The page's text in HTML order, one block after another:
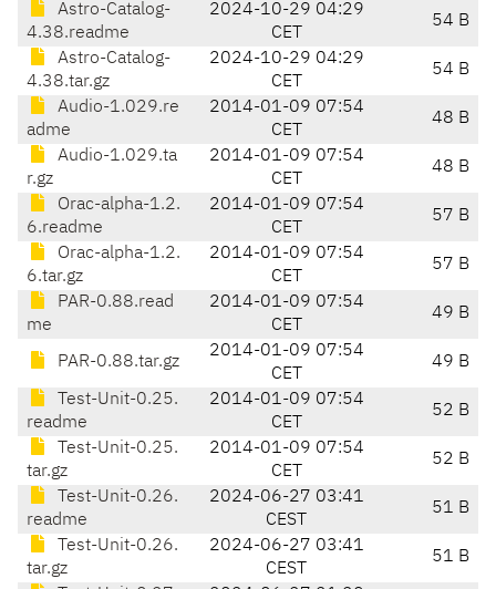
Astro-Catalog-
4.38.readme
2024-10-29 04:29
CET
54 B
Astro-Catalog-
4.38.tar.gz
2024-10-29 04:29
CET
54 B
Audio-1.029.re
adme
2014-01-09 07:54
CET
48 B
Audio-1.029.ta
r.gz
2014-01-09 07:54
CET
48 B
Orac-alpha-1.2.
6.readme
2014-01-09 07:54
CET
57 B
Orac-alpha-1.2.
6.tar.gz
2014-01-09 07:54
CET
57 B
PAR-0.88.read
me
2014-01-09 07:54
CET
49 B
PAR-0.88.tar.gz
2014-01-09 07:54
CET
49 B
Test-Unit-0.25.
readme
2014-01-09 07:54
CET
52 B
Test-Unit-0.25.
tar.gz
2014-01-09 07:54
CET
52 B
Test-Unit-0.26.
readme
2024-06-27 03:41
CEST
51 B
Test-Unit-0.26.
tar.gz
2024-06-27 03:41
CEST
51 B